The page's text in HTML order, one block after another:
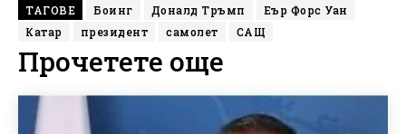
ТАГОВЕ Боинг Доналд Тръмп
Еър Форс Уан
Катар
президент самолет САЩ
Прочетете още